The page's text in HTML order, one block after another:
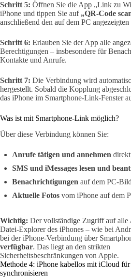
Schritt 5: Öffnen Sie die App „Link zu
iPhone und tippen Sie auf „QR-Code
anschließend den auf dem PC angezeigten
Schritt 6: Erlauben Sie der App alle
Berechtigungen – insbesondere für
Kontakte und Anrufe.
Schritt 7: Die Verbindung wird
hergestellt. Sobald die Kopplung
das iPhone im Smartphone-Link-Fenster
Was ist mit Smartphone-Link möglich?
Über diese Verbindung können Sie:
Anrufe tätigen und annehmen
SMS und iMessages lesen und
Benachrichtigungen auf dem PC-
Aktuelle Fotos vom iPhone auf dem
Wichtig: Der vollständige Zugriff auf alle
Datei-Explorer des iPhones – wie bei
bei der iPhone-Verbindung über
verfügbar. Das liegt an den strikten
Sicherheitsbeschränkungen von Apple.
Methode 4: iPhone kabellos mit iCloud
synchronisieren